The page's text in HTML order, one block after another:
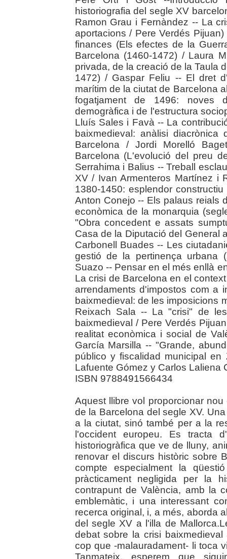
historiografia del segle XV
Ramon Grau i Fernàndez -- La
aportacions / Pere Verdés
finances (Els efectes de la
Barcelona (1460-1472) / Laura
privada, de la creació de la Taula
1472) / Gaspar Feliu -- El dret
marítim de la ciutat de Barcelona
fogatjament de 1496: noves
demogràfica i de l'estructura
Lluís Sales i Favà -- La
baixmedieval: anàlisi
Barcelona / Jordi Morelló
Barcelona (L'evolució del preu
Serrahima i Balius -- Treball
XV / Ivan Armenteros Martínez i
1380-1450: esplendor
Anton Conejo -- Els palaus reials
econòmica de la monarquia
"Obra concedent e assats
Casa de la Diputació del General
Carbonell Buades -- Les
gestió de la pertinença urbana
Suazo -- Pensar en el més enllà
La crisi de Barcelona en el
arrendaments d'impostos com a
baixmedieval: de les imposicions
Reixach Sala -- La "crisi" de
baixmedieval / Pere Verdés
realitat econòmica i social de
García Marsilla -- "Grande,
público y fiscalidad municipal
Lafuente Gómez y Carlos Laliena
ISBN 9788491566434
Aquest llibre vol proporcionar
de la Barcelona del segle XV.
a la ciutat, sinó també per a la
l'occident europeu. Es tracta
historiogràfica que ve de lluny,
renovar el discurs històric sobre
compte especialment la
pràcticament negligida per la
contrapunt de València, amb la
emblemàtic, i una interessant
recerca original, i, a més, aborda
del segle XV a l'illa de
debat sobre la crisi
cop que -malauradament- li toca
Tanmateix, esperem que